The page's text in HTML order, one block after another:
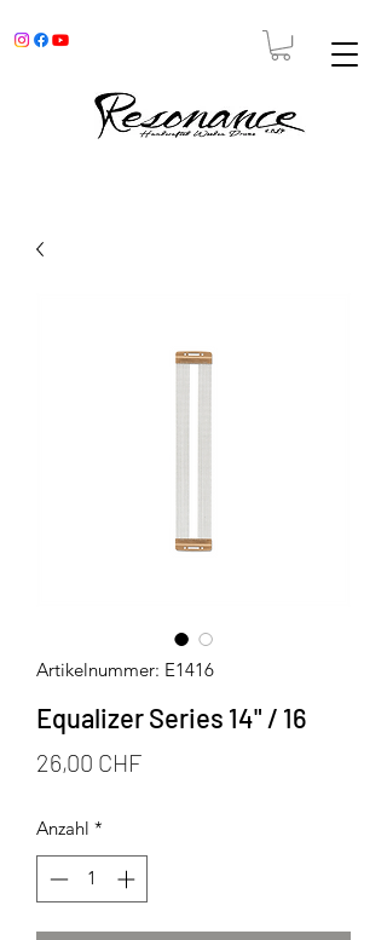
Artikelnummer: E1416
Equalizer Series 14" / 16
26,00 CHFPreis
Anzahl *